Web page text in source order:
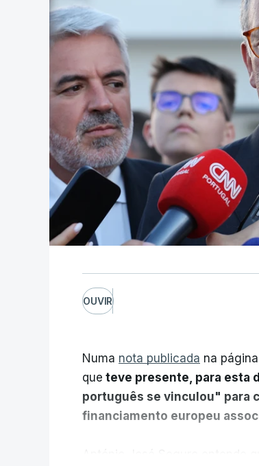
OUVIR
Numa nota publicada na
que teve presente, para esta
português se vinculou" para
financiamento europeu